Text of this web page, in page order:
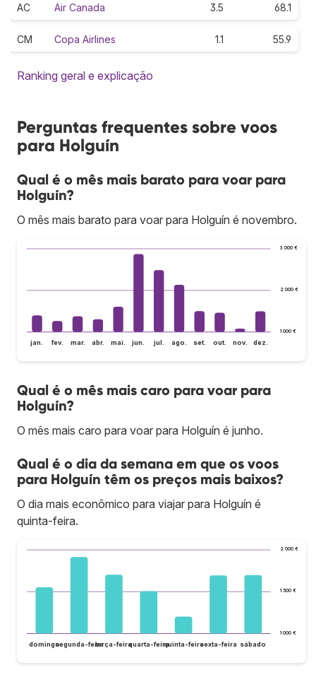
AC Air Canada 3.5 68.1
CM Copa Airlines 1.1 55.9
Ranking geral e explicação
Perguntas frequentes sobre voos
para Holguín
Qual é o mês mais barato para voar para
Holguín?
O mês mais barato para voar para Holguín é novembro.
1 000 €
2 000 €
3 000 €
jan. fev. mar. abr. mai. jun. jul. ago. set. out. nov. dez.
Qual é o mês mais caro para voar para
Holguín?
O mês mais caro para voar para Holguín é junho.
Qual é o dia da semana em que os voos
para Holguín têm os preços mais baixos?
O dia mais econômico para viajar para Holguín é
quinta-feira.
1 000 €
1 500 €
2 000 €
domingosegunda-feiraterça-feiraquarta-feiraquinta-feirasexta-feira sábado